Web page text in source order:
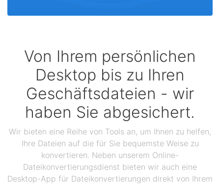
Von Ihrem persönlichen
Desktop bis zu Ihren
Geschäftsdateien - wir
haben Sie abgesichert.
Wir bieten eine Reihe von Tools an, um Ihnen zu helfen,
Ihre Dateien auf die für Sie bequemste Weise zu
konvertieren. Neben unserem Online-
Dateikonvertierungsdienst bieten wir auch eine
Desktop-App für Dateikonvertierungen direkt von Ihrem